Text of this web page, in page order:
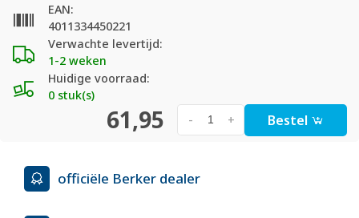
Verwachte levertijd:
1-2 weken
Huidige voorraad:
0 stuk(s)
EAN:
4011334450221
61,95 +
- Bestel
officiële Berker dealer